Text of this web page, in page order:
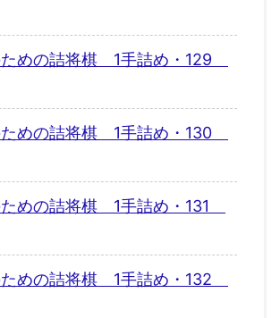
ための詰将棋 1手詰め・129
ための詰将棋 1手詰め・130
めの詰将棋 1手詰め・131
ための詰将棋 1手詰め・132